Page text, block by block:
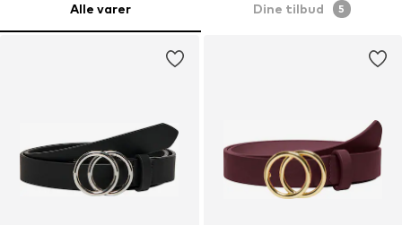
Alle varer Dine tilbud 5